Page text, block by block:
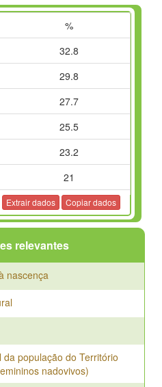
%
32.8
29.8
27.7
25.5
23.2
21
18.9
17.2
16.2
14.3
14
Copiar dados
Extrair dados
relevantes
nascença
população do Território
nadovivos)